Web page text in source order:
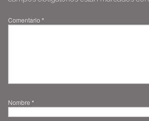
Comentario *
Nombre *